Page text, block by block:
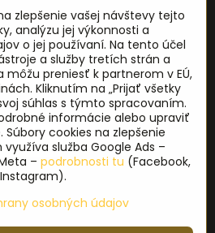
noviniek
zlepšenie vašej návštevy tejto
analýzu jej výkonnosti a
o jej používaní. Na tento účel
a služby tretích strán a
môžu preniesť k partnerom v EÚ,
Kliknutím na „Prijať všetky
súhlas s týmto spracovaním.
informácie alebo upraviť
cookies na zlepšenie
služba Google Ads –
– podrobnosti tu (Facebook,
Instagram).
osobných údajov